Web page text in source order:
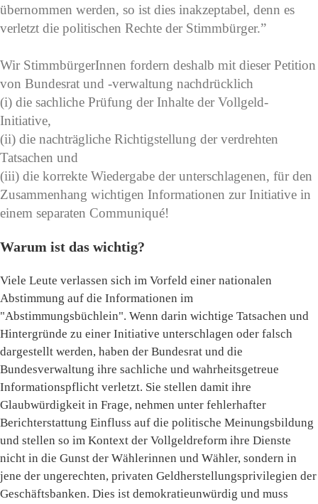
übernommen werden, so ist dies inakzeptabel, denn es
verletzt die politischen Rechte der Stimmbürger.”
Wir StimmbürgerInnen fordern deshalb mit dieser Petition
von Bundesrat und -verwaltung nachdrücklich
(i) die sachliche Prüfung der Inhalte der Vollgeld-
Initiative,
(ii) die nachträgliche Richtigstellung der verdrehten
Tatsachen und
(iii) die korrekte Wiedergabe der unterschlagenen, für den
Zusammenhang wichtigen Informationen zur Initiative in
einem separaten Communiqué!
Warum ist das wichtig?
Viele Leute verlassen sich im Vorfeld einer nationalen
Abstimmung auf die Informationen im
"Abstimmungsbüchlein". Wenn darin wichtige Tatsachen und
Hintergründe zu einer Initiative unterschlagen oder falsch
dargestellt werden, haben der Bundesrat und die
Bundesverwaltung ihre sachliche und wahrheitsgetreue
Informationspflicht verletzt. Sie stellen damit ihre
Glaubwürdigkeit in Frage, nehmen unter fehlerhafter
Berichterstattung Einfluss auf die politische Meinungsbildung
und stellen so im Kontext der Vollgeldreform ihre Dienste
nicht in die Gunst der Wählerinnen und Wähler, sondern in
jene der ungerechten, privaten Geldherstellungsprivilegien der
Geschäftsbanken. Dies ist demokratieunwürdig und muss